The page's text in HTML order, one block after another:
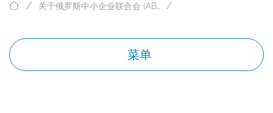
关于俄罗斯中小企业联合会 (ABOUT “OPORA RUSSIA”)
菜单